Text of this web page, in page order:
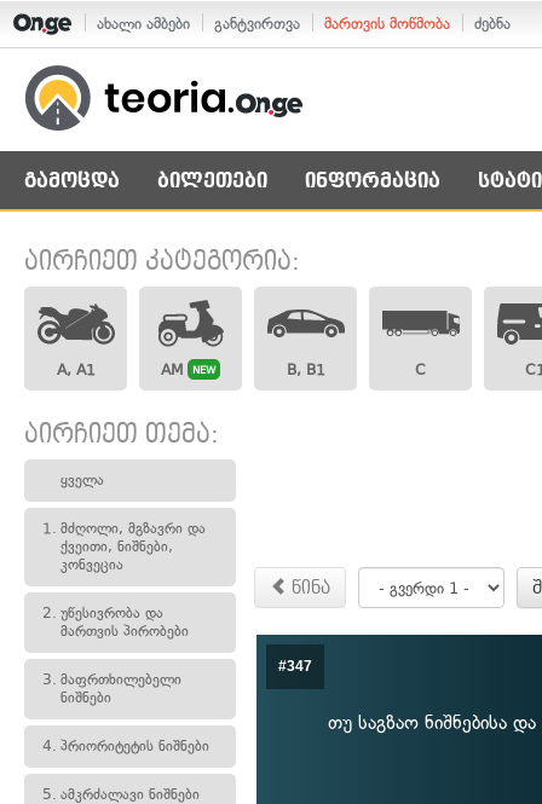
ახალი ამბები განტვირთვა მართვის მოწმობა ძებნა
გამოცდა ბილეთები ინფორმაცია
აირჩიეთ კატეგორია:
A, A1 AM NEW B, B1 C
აირჩიეთ თემა:
ყველა
1. მძღოლი, მგზავრი და
ქვეითი, ნიშნები,
კონვეცია
2. უწესივრობა და
მართვის პირობები
3. მაფრთხილებელი
ნიშნები
4. პრიორიტეტის ნიშნები
5. ამკრძალავი ნიშნები
წინა
#347
თუ საგზაო ნიშნებისა